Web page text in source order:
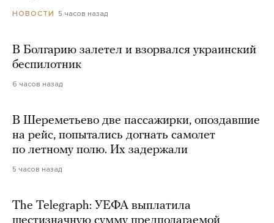
НОВОСТИ 5 часов назад
В Болгарию залетел и взорвался украинский
беспилотник
6 часов назад
В Шереметьево две пассажирки, опоздавшие
на рейс, попытались догнать самолет
по летному полю. Их задержали
5 часов назад
The Telegraph: УЕФА выплатила